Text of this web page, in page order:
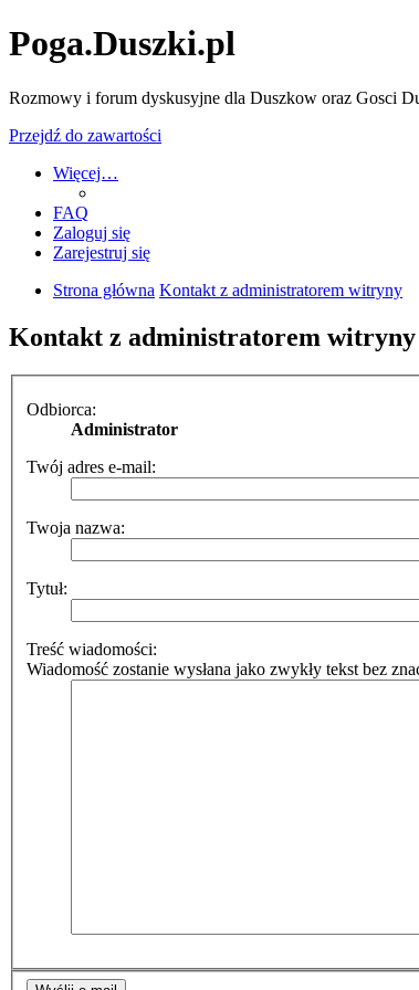
Poga.Duszki.pl
Rozmowy i forum dyskusyjne dla Duszkow oraz Gosci
Przejdź do zawartości
Więcej…
FAQ
Zaloguj się
Zarejestruj się
Strona główna Kontakt z administratorem witryny
Kontakt z administratorem witryny
Odbiorca:
Administrator
Twój adres e-mail:
Twoja nazwa:
Tytuł:
Treść wiadomości:
Wiadomość zostanie wysłana jako zwykły tekst bez